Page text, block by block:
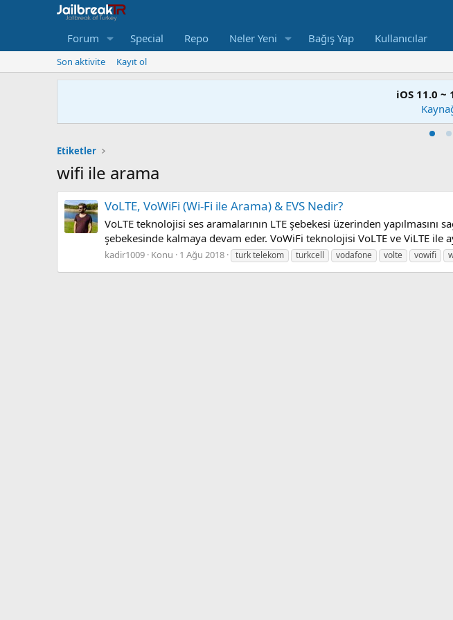
Forum Special Repo Neler Yeni Bağış Yap Kullanıcılar
Son aktivite Kayıt ol
iOS 11.0 ~
Etiketler
wifi ile arama
VoLTE, VoWiFi (Wi-Fi ile Arama) & EVS Nedir?
VoLTE teknolojisi ses aramalarının LTE şebekesi üzerinden yapılmasını
şebekesinde kalmaya devam eder. VoWiFi teknolojisi VoLTE ve ViLTE ile
kadir1009 Konu 1 Ağu 2018 turk telekom turkcell vodafone volte vowifi